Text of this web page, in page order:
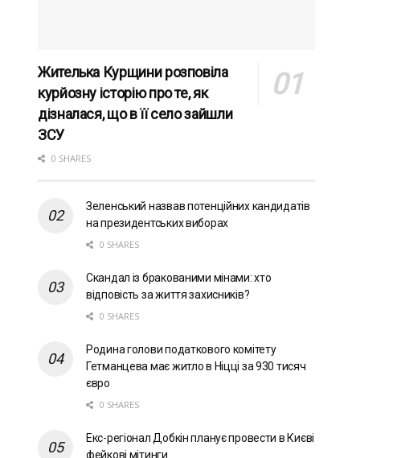
Жителька Курщини розповіла
курйозну історію про те, як
дізналася, що в її село зайшли
ЗСУ
0 SHARES
Зеленський назвав потенційних кандидатів
на президентських виборах
0 SHARES
Скандал із бракованими мінами: хто
відповість за життя захисників?
0 SHARES
Родина голови податкового комітету
Гетманцева має житло в Ніцці за 930 тисяч
євро
0 SHARES
Екс-регіонал Добкін планує провести в Києві
фейкові мітинги